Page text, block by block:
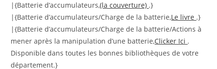
|{Batterie d’accumulateurs,(la couverture) .}
|{Batterie d’accumulateurs/Charge de la batterie,Le livre .}
|{Batterie d’accumulateurs/Charge de la batterie/Actions à
mener après la manipulation d’une batterie,Clicker Ici .
Disponible dans toutes les bonnes bibliothèques de votre
département.}